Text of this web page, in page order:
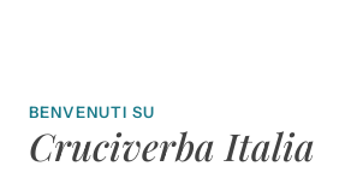
BENVENUTI SU
Cruciverba Italia